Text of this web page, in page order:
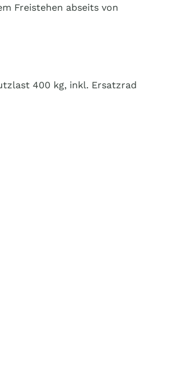
Freistehen abseits von
400 kg, inkl. Ersatzrad